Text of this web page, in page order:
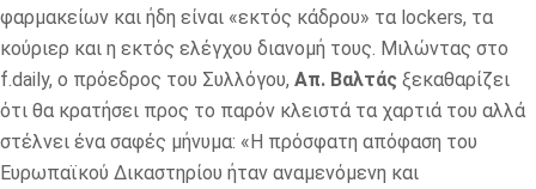
φαρμακείων και ήδη είναι «εκτός κάδρου» τα lockers, τα
κούριερ και η εκτός ελέγχου διανομή τους. Μιλώντας στο
f.daily, ο πρόεδρος του Συλλόγου, Απ. Βαλτάς ξεκαθαρίζει
ότι θα κρατήσει προς το παρόν κλειστά τα χαρτιά του αλλά
στέλνει ένα σαφές μήνυμα: «Η πρόσφατη απόφαση του
Ευρωπαϊκού Δικαστηρίου ήταν αναμενόμενη και